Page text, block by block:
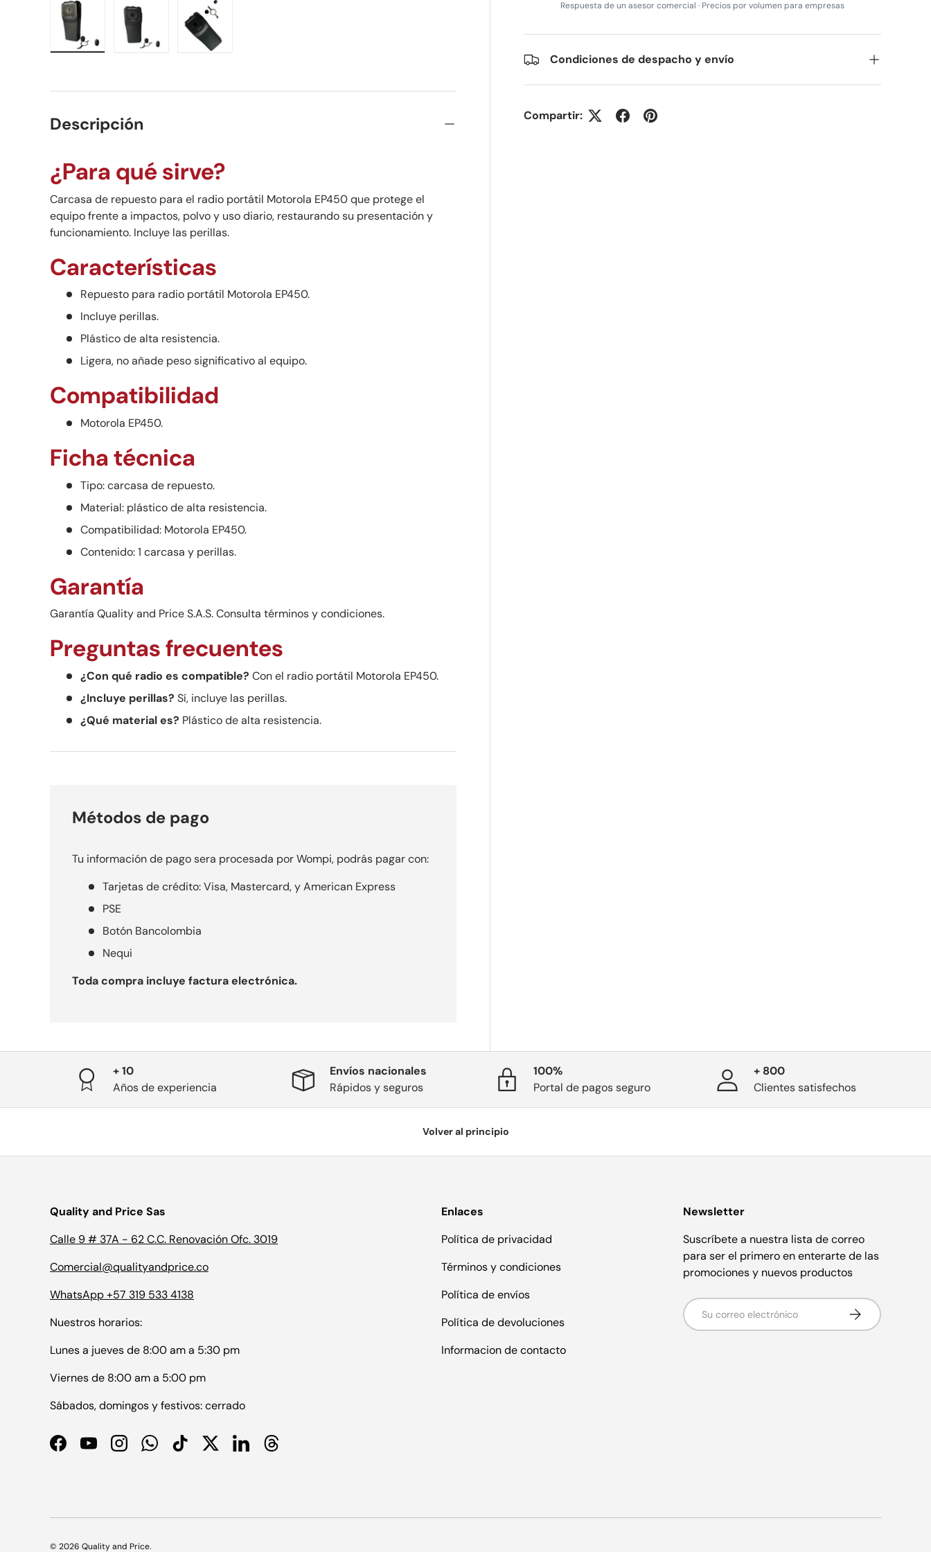
Respuesta de un asesor comercial · Precios por volumen para empresas
Condiciones de despacho y envío
Compartir:
Descripción
¿Para qué sirve?
Carcasa de repuesto para el radio portátil Motorola EP450 que protege el
equipo frente a impactos, polvo y uso diario, restaurando su presentación y
funcionamiento. Incluye las perillas.
Características
Repuesto para radio portátil Motorola EP450.
Incluye perillas.
Plástico de alta resistencia.
Ligera, no añade peso significativo al equipo.
Compatibilidad
Motorola EP450.
Ficha técnica
Tipo: carcasa de repuesto.
Material: plástico de alta resistencia.
Compatibilidad: Motorola EP450.
Contenido: 1 carcasa y perillas.
Garantía
Garantía Quality and Price S.A.S. Consulta términos y condiciones.
Preguntas frecuentes
¿Con qué radio es compatible? Con el radio portátil Motorola EP450.
¿Incluye perillas? Sí, incluye las perillas.
¿Qué material es? Plástico de alta resistencia.
Métodos de pago
Tu información de pago sera procesada por Wompi, podrás pagar con:
Tarjetas de crédito: Visa, Mastercard, y American Express
PSE
Botón Bancolombia
Nequi
Toda compra incluye factura electrónica.
+ 10
Años de experiencia
Envíos nacionales
Rápidos y seguros
100%
Portal de pagos seguro
+ 800
Clientes satisfechos
Volver al principio
Quality and Price Sas
Calle 9 # 37A - 62 C.C. Renovación Ofc. 3019
Comercial@qualityandprice.co
WhatsApp +57 319 533 4138
Nuestros horarios:
Lunes a jueves de 8:00 am a 5:30 pm
Viernes de 8:00 am a 5:00 pm
Sábados, domingos y festivos: cerrado
FacebookYouTubeInstagramWhatsAppTikTokTwitterLinkedInThreads
Enlaces
Política de privacidad
Términos y condiciones
Política de envíos
Política de devoluciones
Informacion de contacto
Newsletter
Suscríbete a nuestra lista de correo
para ser el primero en enterarte de las
promociones y nuevos productos
Correo electrónico Suscribirse
© 2026 Quality and Price.